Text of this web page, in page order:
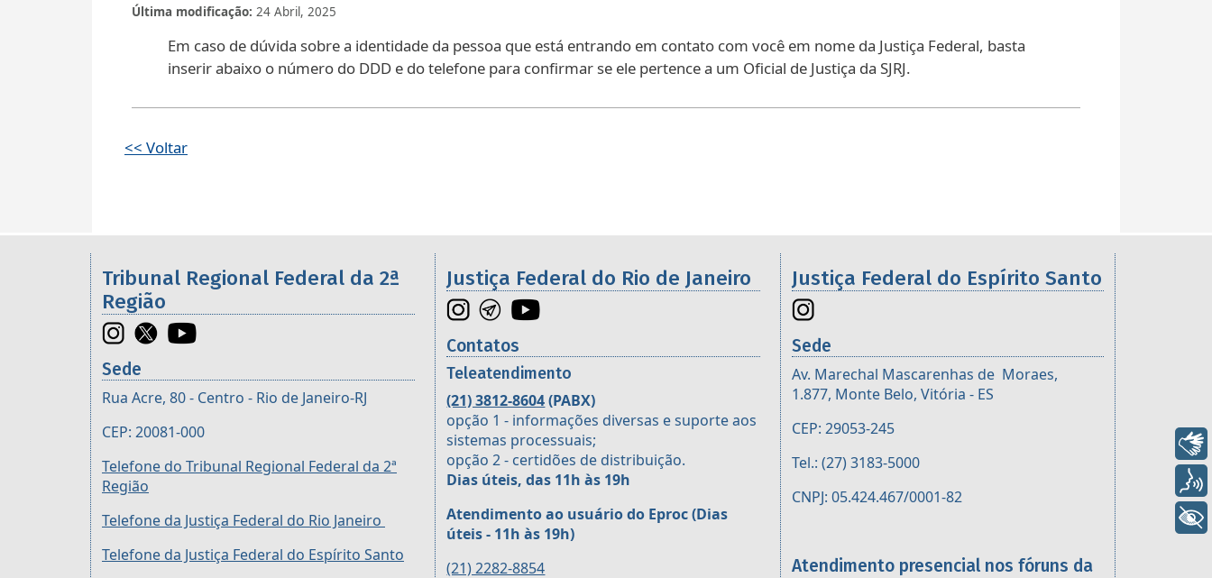
Última modificação 24 Abril, 2025
Em caso de dúvida sobre a identidade da pessoa que está entrando em contato com você em nome da Justiça Federal, basta
inserir abaixo o número do DDD e do telefone para confirmar se ele pertence a um Oficial de Justiça da SJRJ.
<< Voltar
Informações úteis sobre os órgãos da 2ª Região
Tribunal Regional Federal da 2ª
Região
Sede
Rua Acre, 80 - Centro - Rio de Janeiro-RJ
CEP: 20081-000
Telefone do Tribunal Regional Federal da 2ª
Região
Telefone da Justiça Federal do Rio Janeiro
Telefone da Justiça Federal do Espírito Santo
Justiça Federal do Rio de Janeiro
Contatos
Teleatendimento
(21) 3812-8604(PABX)
opção 1 - informações diversas e suporte aos
sistemas processuais;
opção 2 - certidões de distribuição.
Dias úteis, das 11h às 19h
Atendimento ao usuário do Eproc (Dias
úteis - 11h às 19h)
(21) 2282-8854
Justiça Federal do Espírito Santo
Sede
Av. Marechal Mascarenhas de Moraes,
1.877, Monte Belo, Vitória - ES
CEP: 29053-245
Tel.: (27) 3183-5000
CNPJ: 05.424.467/0001-82
Atendimento presencial nos fóruns da
Libras
+ Acessibilidade